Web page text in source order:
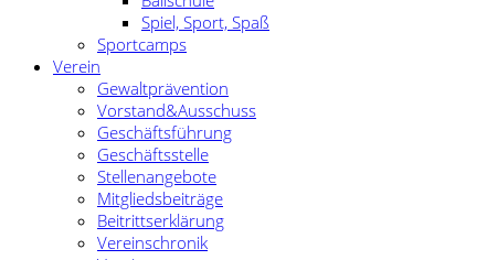
Spiel, Sport, Spaß
Sportcamps
Verein
Gewaltprävention
Vorstand&Ausschuss
Geschäftsführung
Geschäftsstelle
Stellenangebote
Mitgliedsbeiträge
Beitrittserklärung
Vereinschronik